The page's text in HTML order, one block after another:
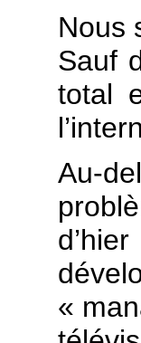
Nous
Sauf
total
Au-
«